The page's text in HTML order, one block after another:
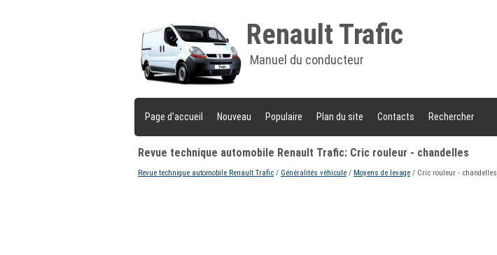
Renault Trafic
Manuel du conducteur
Page d'accueil Nouveau Populaire Plan du site Contacts Rechercher
Revue technique automobile Renault Trafic: Cric rouleur - chandelles
Revue technique automobile Renault Trafic / Généralités véhicule / Moyens de levage / Cric rouleur - chandelles